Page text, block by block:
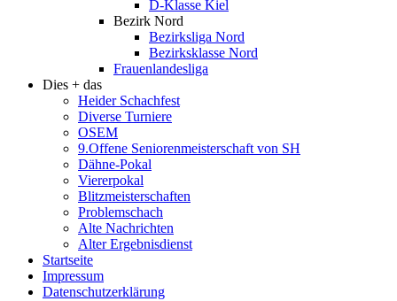
D-Klasse Kiel
Bezirk Nord
Bezirksliga Nord
Bezirksklasse Nord
Frauenlandesliga
Dies + das
Heider Schachfest
Diverse Turniere
OSEM
9.Offene Seniorenmeisterschaft von SH
Dähne-Pokal
Viererpokal
Blitzmeisterschaften
Problemschach
Alte Nachrichten
Alter Ergebnisdienst
Startseite
Impressum
Datenschutzerklärung